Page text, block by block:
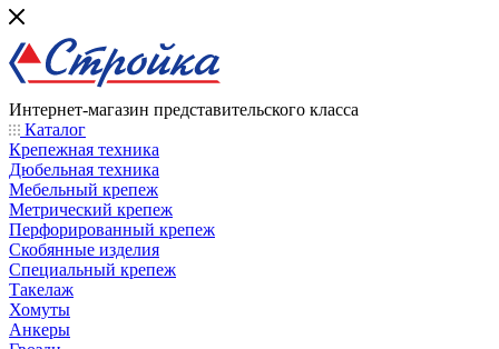
Интернет-магазин представительского класса
Каталог
Крепежная техника
Дюбельная техника
Мебельный крепеж
Метрический крепеж
Перфорированный крепеж
Скобянные изделия
Специальный крепеж
Такелаж
Хомуты
Анкеры